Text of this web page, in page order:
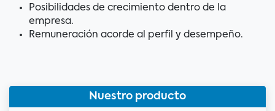
Posibilidades de crecimiento dentro de la
empresa.
Remuneración acorde al perfil y desempeño.
Nuestro producto